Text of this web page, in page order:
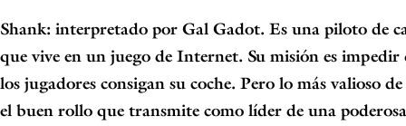
Shank: interpretado por Gal Gadot. Es una piloto de
que vive en un juego de Internet. Su misión es impedir
los jugadores consigan su coche. Pero lo más valioso de
el buen rollo que transmite como líder de una poderosa